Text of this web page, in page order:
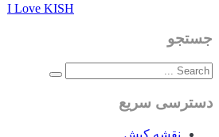
I Love KISH
جستجو
دسترسی سریع
نقشه کیش